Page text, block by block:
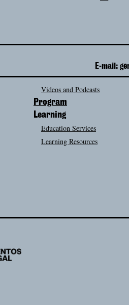
E-mail:
Videos and Podcasts
Program
Learning
Education Services
Learning Resources